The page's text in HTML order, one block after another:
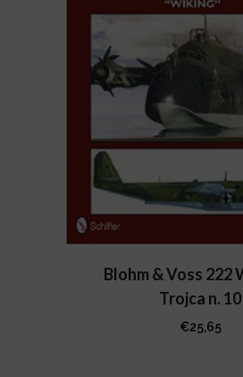
Blohm & Voss 222
Trojca n. 10
€25,65